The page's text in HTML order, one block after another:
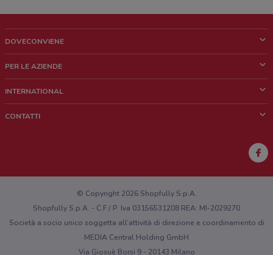
DOVECONVIENE
Chi siamo
Lavora con noi
PER LE AZIENDE
Richieste commerciali e marketing
INTERNATIONAL
CONTATTI
Hai un malfunzionamento sul web o sull'app?
© Copyright 2026 Shopfully S.p.A.
Shopfully S.p.A. - C.F / P. Iva 03156531208 REA: MI-2029270
Società a socio unico soggetta all’attività di direzione e coordinamento di
MEDIA Central Holding GmbH
Via Giosuè Borsi 9 - 20143 Milano